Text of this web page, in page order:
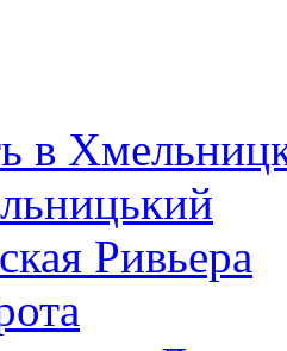
в
Ривьера